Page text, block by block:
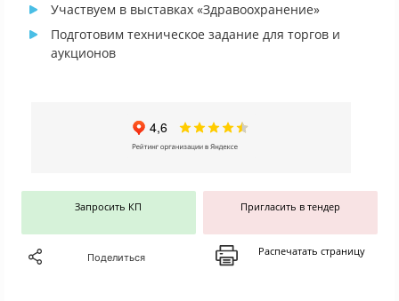
Участвуем в выставках «Здравоохранение»
Подготовим техническое задание для торгов и
аукционов
Запросить КП Пригласить в тендер
Поделиться Распечатать страницу